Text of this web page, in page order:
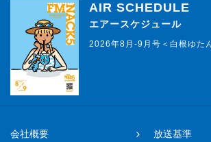
AIR SCHEDULE
エアースケジュール
2026年8月-9月号＜白根ゆた
会社概要
放送基準